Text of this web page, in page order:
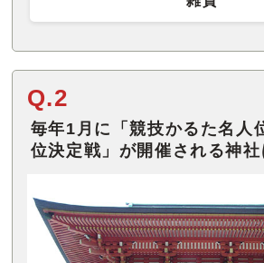
Q.2
毎年1月に「競技かるた名人
位決定戦」が開催される神社